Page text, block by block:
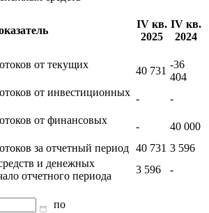
938
258
IV кв. IV кв.
2024
от текущих
404
от инвестиционных
-
-
от финансовых
-
40 000
за отчетный период